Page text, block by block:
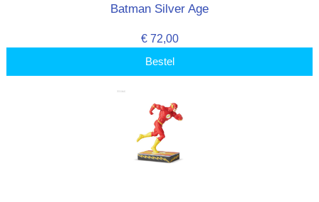
Batman Silver Age
€ 72,00
Bestel